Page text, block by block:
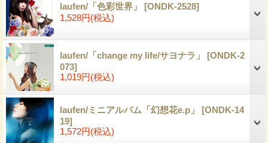
laufen/「色彩世界」 [ONDK-2528]
1,528円(税込)
laufen/「change my life/サヨナラ」 [ONDK-2
073]
1,019円(税込)
laufen/ミニアルバム「幻想花e.p」 [ONDK-14
19]
1,572円(税込)